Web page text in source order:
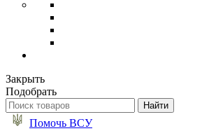
Закрыть
Подобрать
Помочь ВСУ